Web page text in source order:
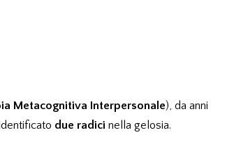
Metacognitiva Interpersonale), da anni
due radici nella gelosia.